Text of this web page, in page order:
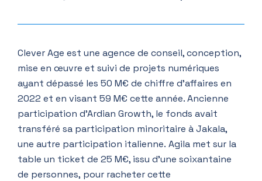
Clever Age est une agence de conseil, conception,
mise en œuvre et suivi de projets numériques
ayant dépassé les 50 M€ de chiffre d’affaires en
2022 et en visant 59 M€ cette année. Ancienne
participation d’Ardian Growth, le fonds avait
transféré sa participation minoritaire à Jakala,
une autre participation italienne. Agila met sur la
table un ticket de 25 M€, issu d’une soixantaine
de personnes, pour racheter cette